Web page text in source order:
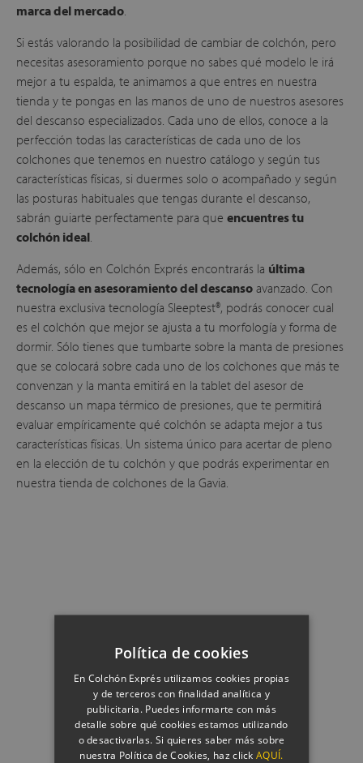
marca del mercado
Si estás valorando la posibilidad de cambiar de colchón, pero
necesitas asesoramiento porque no sabes qué modelo le irá
mejor a tu espalda, te animamos a que entres en nuestra
tienda y te pongas en las manos de uno de nuestros asesores
del descanso especializados. Cada uno de ellos, conoce a la
perfección todas las características de cada uno de los
colchones que tenemos en nuestro catálogo y según tus
características físicas, si duermes solo o acompañado y según
las posturas habituales que tengas durante el descanso,
sabrán guiarte perfectamente para que encuentres tu
colchón ideal
Además, sólo en Colchón Exprés encontrarás la última
tecnología en asesoramiento del descanso avanzado. Con
nuestra exclusiva tecnología Sleeptest®, podrás conocer cual
es el colchón que mejor se ajusta a tu morfología y forma de
dormir. Sólo tienes que tumbarte sobre la manta de presiones
que se colocará sobre cada uno de los colchones que más te
convenzan y la manta emitirá en la tablet del asesor de
descanso un mapa térmico de presiones, que te permitirá
evaluar empíricamente qué colchón se adapta mejor a tus
características físicas. Un sistema único para acertar de pleno
en la elección de tu colchón y que podrás experimentar en
nuestra tienda de colchones de la Gavia.
Política de cookies
En Colchón Exprés utilizamos cookies propias
y de terceros con finalidad analítica y
publicitaria. Puedes informarte con más
detalle sobre qué cookies estamos utilizando
o desactivarlas. Si quieres saber más sobre
nuestra Política de Cookies, haz clickAQUÍ.